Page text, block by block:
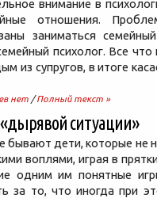
внимание в
отношения.
заниматься
психолог. Все что
из супругов, в итоге
нет /Полный текст »
ситуации»
бывают дети, которые не
воплями, играя в
одним им понятные
за то, что иногда при